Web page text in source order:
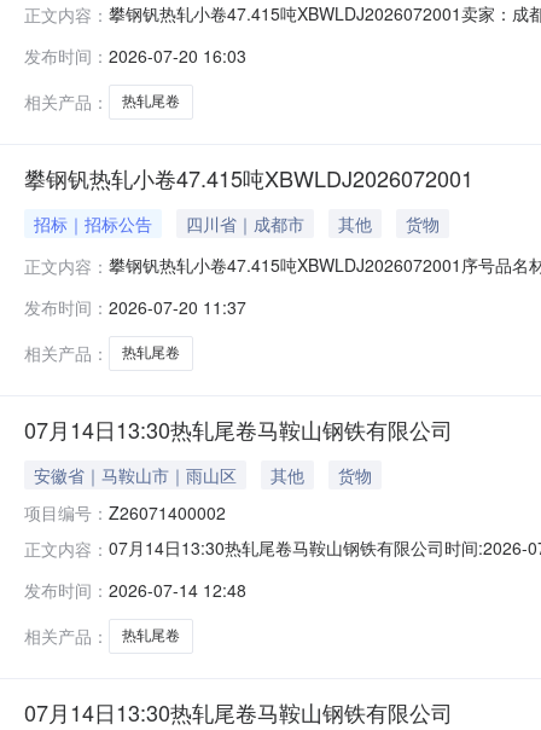
正文内容： 攀钢钒热轧小卷47.415吨XBWLDJ2026072001卖家：
1/1.795折边(因非计划产品的特殊性，可能存在与描述
发布时间： 2026-07-20 16:03
相关产品：
热轧尾卷
攀钢钒热轧小卷47.415吨XBWLDJ2026072001
招标｜招标公告 四川省｜成都市 其他
货物
正文内容： 攀钢钒热轧小卷47.415吨XBWLDJ2026072001序号品
卷）Q235B2.3*1250*C攀钢钒1/2.64折边(因非计划产品
发布时间： 2026-07-20 11:37
相关产品：
热轧尾卷
07月14日13:30热轧尾卷马鞍山钢铁有限公司
安徽省｜马鞍山市｜雨山区 其他
货物
项目编号： Z26071400002
正文内容： 07月14日13:30热轧尾卷马鞍山钢铁有限公司时间
保证金：￥500.00元交易保证金：￥500.00元竞价保
发布时间： 2026-07-14 12:48
相关产品：
热轧尾卷
07月14日13:30热轧尾卷马鞍山钢铁有限公司